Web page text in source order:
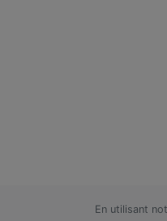
En utilisant